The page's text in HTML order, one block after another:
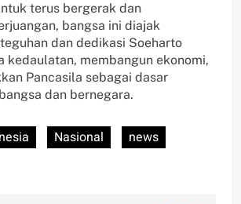
terus bergerak dan
bangsa ini diajak
dan dedikasi Soeharto
kedaulatan, membangun ekonomi,
Pancasila sebagai dasar
dan bernegara.
Nasional
news